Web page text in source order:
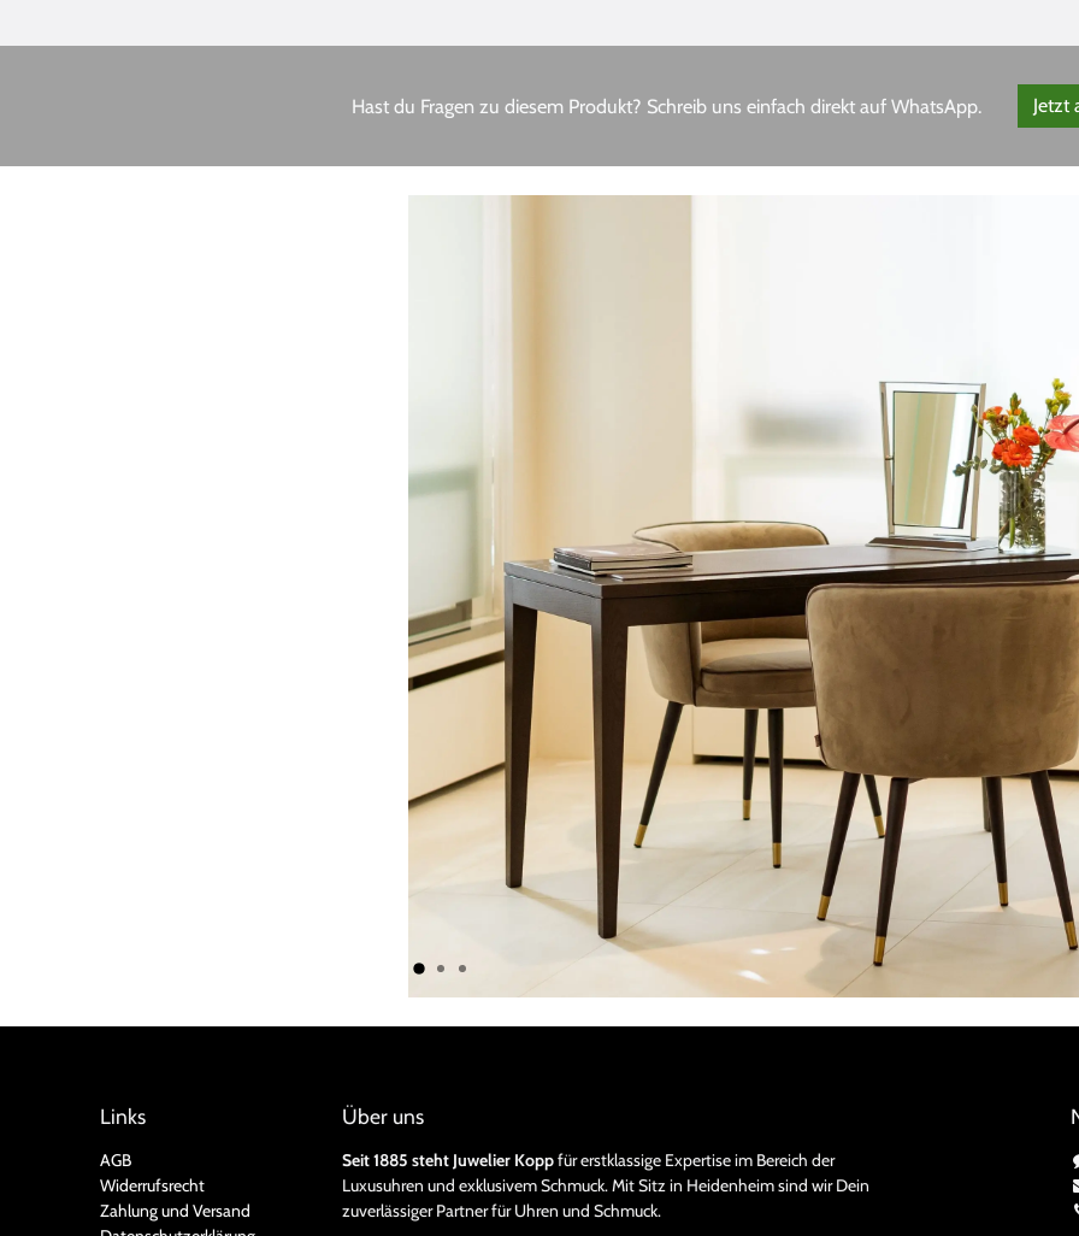
Hast du Fragen zu diesem Produkt? Schreib uns einfach direkt auf WhatsApp. Jetzt
Links
AGB
Widerrufsrecht
Zahlung und Versand
Über uns
Seit 1885 steht Juwelier Koppfür erstklassige Expertise im Bereich der
Luxusuhren und exklusivem Schmuck. Mit Sitz in Heidenheim sind wir Dein
zuverlässiger Partner für Uhren und Schmuck.